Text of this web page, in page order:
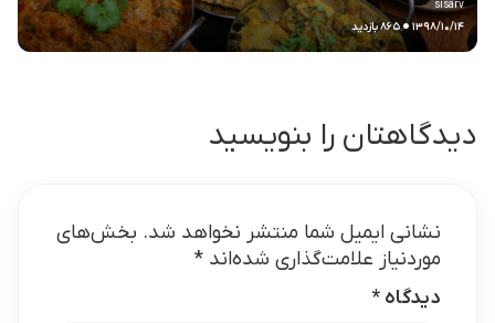
sisarv
۱۳۹۸/۱۰/۱۴.۸۶۵ بازدید
دیدگاهتان را بنویسید
نشانی ایمیل شما منتشر نخواهد شد. بخش‌های
موردنیاز علامت‌گذاری شده‌اند *
دیدگاه *